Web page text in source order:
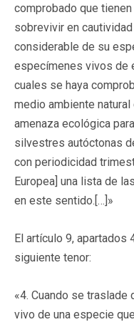
comprobado que
sobrevivir en
considerable de su
especímenes vivos de
cuales se haya
medio ambiente
amenaza ecológica
silvestres autóctonas
con periodicidad
Europea] una lista de
en este sentido.[…]»
El artículo 9, apartados
siguiente tenor:
«4. Cuando se traslade
vivo de una especie